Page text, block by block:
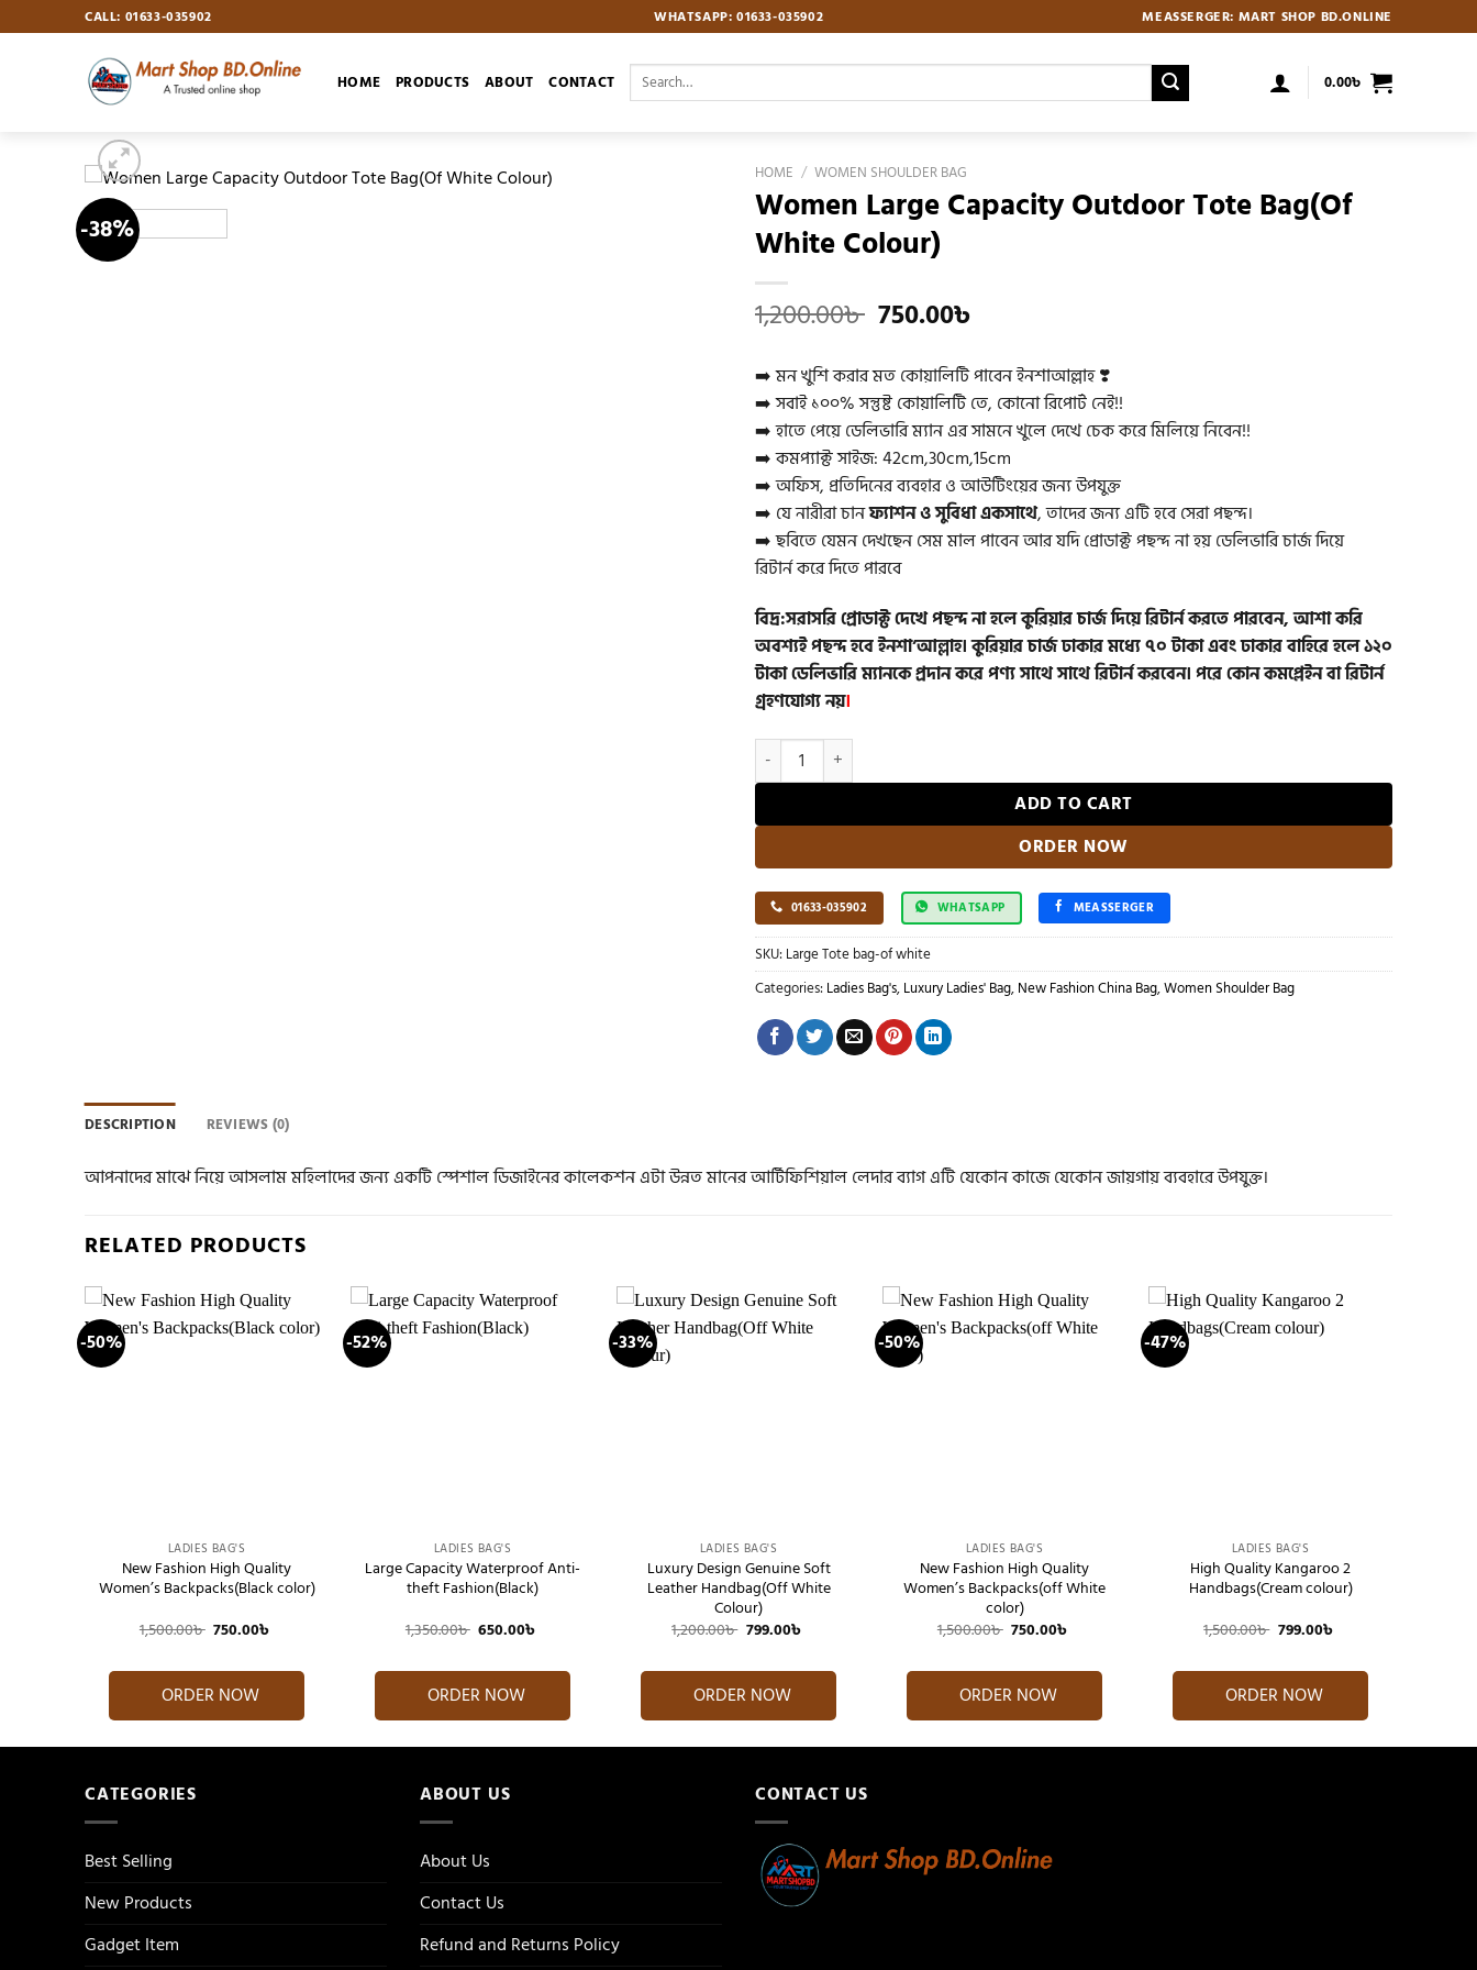
to
CALL: 01633-035902 WHATSAPP: 01633-035902 MEASSERGER: MART SHOP BD.ONLINE
HOME PRODUCTS ABOUT CONTACT
Search
for:
0.00৳
-38%
HOME / WOMEN SHOULDER BAG
Women Large Capacity Outdoor Tote Bag(Of
White Colour)
1,200.00৳ Original
was:
1,200.00৳ .
750.00৳
is:
750.00৳ .
➡️ মন খুশি করার মত কোয়ালিটি পাবেন ইনশাআল্লাহ ❣️
➡️ সবাই ১০০% সন্তুষ্ট কোয়ালিটি তে, কোনো রিপোর্ট নেই!!
➡️ হাতে পেয়ে ডেলিভারি ম্যান এর সামনে খুলে দেখে চেক করে মিলিয়ে নিবেন!!
➡️ কমপ্যাক্ট সাইজ:42cm,30cm,15cm
➡️ অফিস, প্রতিদিনের ব্যবহার ও আউটিংয়ের জন্য উপযুক্ত
➡️ যে নারীরা চানফ্যাশন ও সুবিধা একসাথে, তাদের জন্য এটি হবে সেরা পছন্দ।
➡️ ছবিতে যেমন দেখছেন সেম মাল পাবেন আর যদি প্রোডাক্ট পছন্দ না হয় ডেলিভারি চার্জ দিয়ে
রিটার্ন করে দিতে পারবে
বিদ্র:সরাসরি প্রোডাক্ট দেখে পছন্দ না হলে কুরিয়ার চার্জ দিয়ে রিটার্ন করতে পারবেন, আশা করি
অবশ্যই পছন্দ হবে ইনশা’আল্লাহ। কুরিয়ার চার্জ ঢাকার মধ্যে ৭০ টাকা এবং ঢাকার বাহিরে হলে ১২০
টাকা ডেলিভারি ম্যানকে প্রদান করে পণ্য সাথে সাথে রিটার্ন করবেন। পরে কোন কমপ্লেইন বা রিটার্ন
গ্রহণযোগ্য নয়।
Women Large Capacity Outdoor Tote Bag(Of White Colour) quantity
ADD TO CART
ORDER NOW
01633-035902 WHATSAPP MEASSERGER
SKU: Large Tote bag-of white
Categories: Ladies Bag's, Luxury Ladies' Bag, New Fashion China Bag,Women Shoulder Bag
DESCRIPTION REVIEWS (0)
আপনাদের মাঝে নিয়ে আসলাম মহিলাদের জন্য একটি স্পেশাল ডিজাইনের কালেকশন এটা উন্নত মানের আর্টিফিশিয়াল লেদার ব্যাগ এটি যেকোন কাজে যেকোন জায়গায় ব্যবহারে উপযুক্ত।
RELATED PRODUCTS
-50%
LADIES BAG'S
New Fashion High Quality
Women’s Backpacks(Black color)
1,500.00৳ Original
price
1,500.00৳ .
750.00৳
750.00৳ .
ORDER NOW
-52%
LADIES BAG'S
Large Capacity Waterproof Anti-
theft Fashion(Black)
1,350.00৳ Original
price
1,350.00৳ .
650.00৳
650.00৳ .
ORDER NOW
-33%
LADIES BAG'S
Luxury Design Genuine Soft
Leather Handbag(Off White
Colour)
1,200.00৳ Original
price
1,200.00৳ .
799.00৳
799.00৳ .
ORDER NOW
-50%
LADIES BAG'S
New Fashion High Quality
Women’s Backpacks(off White
color)
1,500.00৳ Original
price
1,500.00৳ .
750.00৳
750.00৳ .
ORDER NOW
-47%
LADIES BAG'S
High Quality Kangaroo 2
Handbags(Cream colour)
1,500.00৳ Original
price
1,500.00৳ .
799.00৳
799.00৳ .
ORDER NOW
CATEGORIES
Best Selling
New Products
Gadget Item
ABOUT US
About Us
Contact Us
Refund and Returns Policy
CONTACT US